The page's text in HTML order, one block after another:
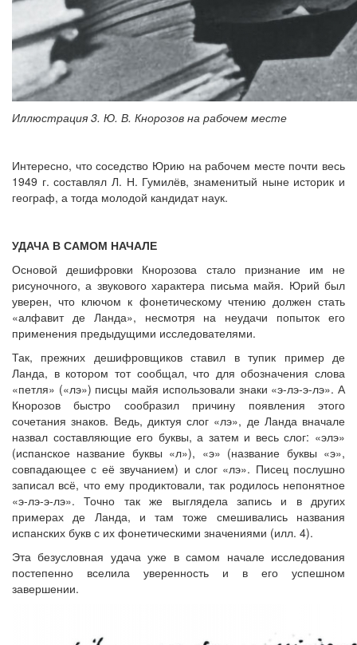
Иллюстрация 3. Ю. В. Кнорозов на рабочем месте
Интересно, что соседство Юрию на рабочем месте почти весь
1949 г. составлял Л. Н. Гумилёв, знаменитый ныне историк и
географ, а тогда молодой кандидат наук.
УДАЧА В САМОМ НАЧАЛЕ
Основой дешифровки Кнорозова стало признание им не
рисуночного, а звукового характера письма майя. Юрий был
уверен, что ключом к фонетическому чтению должен стать
«алфавит де Ланда», несмотря на неудачи попыток его
применения предыдущими исследователями.
Так, прежних дешифровщиков ставил в тупик пример де
Ланда, в котором тот сообщал, что для обозначения слова
«петля» («лэ») писцы майя использовали знаки «э-лэ-э-лэ». А
Кнорозов быстро сообразил причину появления этого
сочетания знаков. Ведь, диктуя слог «лэ», де Ланда вначале
назвал составляющие его буквы, а затем и весь слог: «элэ»
(испанское название буквы «л»), «э» (название буквы «э»,
совпадающее с её звучанием) и слог «лэ». Писец послушно
записал всё, что ему продиктовали, так родилось непонятное
«э-лэ-э-лэ». Точно так же выглядела запись и в других
примерах де Ланда, и там тоже смешивались названия
испанских букв с их фонетическими значениями (илл. 4).
Эта безусловная удача уже в самом начале исследования
постепенно вселила уверенность и в его успешном
завершении.